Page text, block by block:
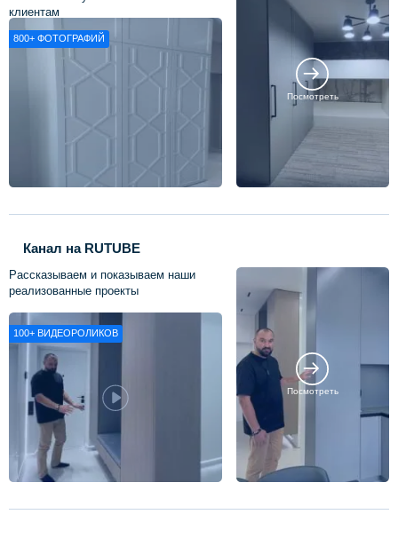
клиентам
800+ ФОТОГРАФИЙ
Посмотреть
Канал на RUTUBE
Рассказываем и показываем наши
реализованные проекты
100+ ВИДЕОРОЛИКОВ
Посмотреть